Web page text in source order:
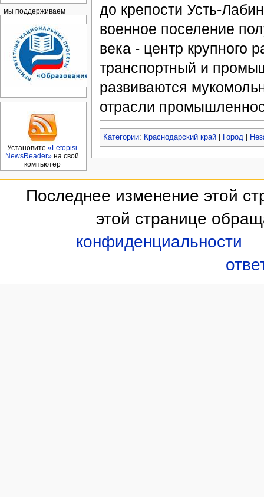
до крепости Усть-
военное поселение
века - центр крупного
транспортный и
развиваются
отрасли
Категории: Краснодарский край| Город
мы поддерживаем
Установите«Letopisi
NewsReader» на свой
компьютер
Последнее изменение этой
этой странице
конфиденциальности